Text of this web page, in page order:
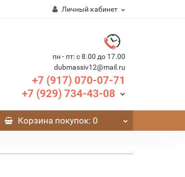
Личный кабинет
пн - пт: с 8.00 до 17.00
dubmassiv12@mail.ru
+7 (917) 070-07-71
+7 (929) 734-43-08
Корзинапокупок: 0